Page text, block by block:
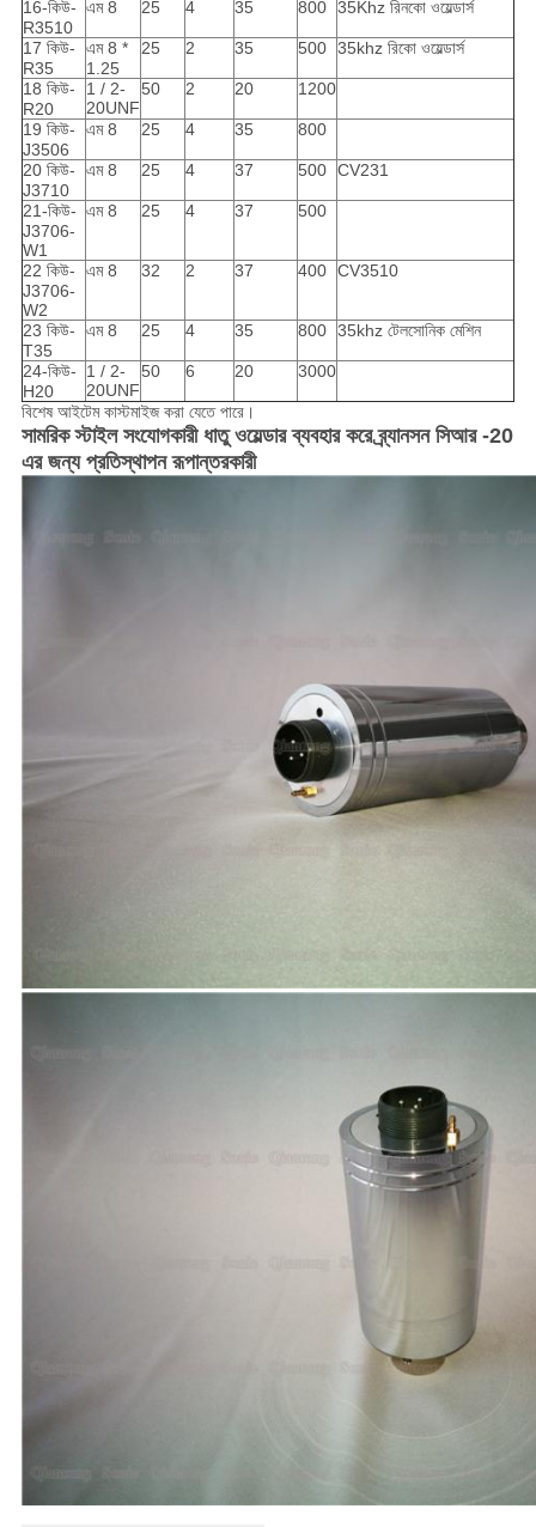
16-কিউ-
R3510
এম 8 25 4 35 800 35Khz রিনকো ওয়েল্ডার্স
17 কিউ-
R35
এম 8 *
1.25
25 2 35 500 35khz রিকো ওয়েল্ডার্স
18 কিউ-
R20
1 / 2-
20UNF
50 2 20 1200
19 কিউ-
J3506
এম 8 25 4 35 800
20 কিউ-
J3710
এম 8 25 4 37 500 CV231
21-কিউ-
J3706-
W1
এম 8 25 4 37 500
22 কিউ-
J3706-
W2
এম 8 32 2 37 400 CV3510
23 কিউ-
T35
এম 8 25 4 35 800 35khz টেলসোনিক মেশিন
24-কিউ-
H20
1 / 2-
20UNF
50 6 20 3000
বিশেষ আইটেম কাস্টমাইজ করা যেতে পারে।
সামরিক স্টাইল সংযোগকারী ধাতু ওয়েল্ডার ব্যবহার করে ব্র্যানসন সিআর -20
এর জন্য প্রতিস্থাপন রূপান্তরকারী